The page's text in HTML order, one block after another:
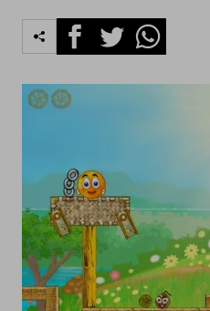
FacebookTwitterWhatsapp